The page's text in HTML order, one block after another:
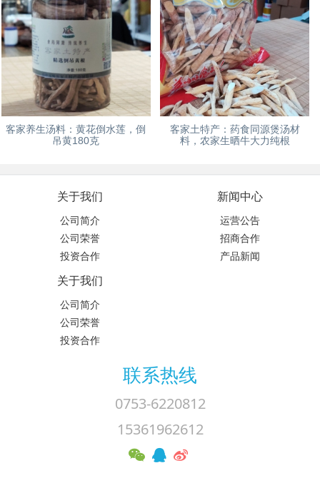
客家养生汤料：黄花倒水莲，倒
吊黄180克
客家土特产：药食同源煲汤材
料，农家生晒牛大力纯根
关于我们
公司简介
公司荣誉
投资合作
新闻中心
运营公告
招商合作
产品新闻
关于我们
公司简介
公司荣誉
投资合作
联系热线
0753-6220812
15361962612